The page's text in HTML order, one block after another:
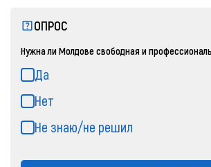
ОПРОС
Нужна ли Молдове свободная и
Да
Нет
Не знаю/не решил